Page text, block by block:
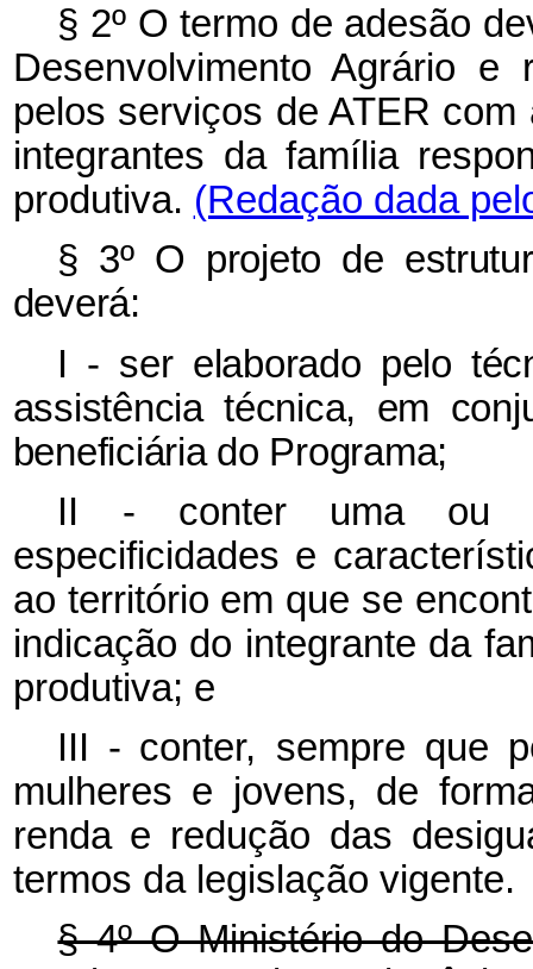
§ 2º O termo de adesão
Desenvolvimento Agrário e
pelos serviços de ATER
integrantes da família
produtiva. (Redação dada
§ 3º O projeto de
deverá:
I - ser elaborado pelo
assistência técnica, em
beneficiária do Programa;
II - conter uma ou
especificidades e
ao território em que se
indicação do integrante da
produtiva; e
III - conter, sempre que
mulheres e jovens, de
renda e redução das
termos da legislação vigente.
§ 4º O Ministério do